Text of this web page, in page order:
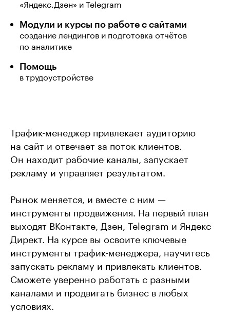
«Яндекс.Дзен» и Telegram
Модули и курсы по работе с сайтами
создание лендингов и подготовка отчётов
по аналитике
Помощь
в трудоустройстве
Трафик-менеджер привлекает аудиторию
на сайт и отвечает за поток клиентов.
Он находит рабочие каналы, запускает
рекламу и управляет результатом.
Рынок меняется, и вместе с ним —
инструменты продвижения. На первый план
выходят ВКонтакте, Дзен, Telegram и Яндекс
Директ. На курсе вы освоите ключевые
инструменты трафик-менеджера, научитесь
запускать рекламу и привлекать клиентов.
Сможете уверенно работать с разными
каналами и продвигать бизнес в любых
условиях.